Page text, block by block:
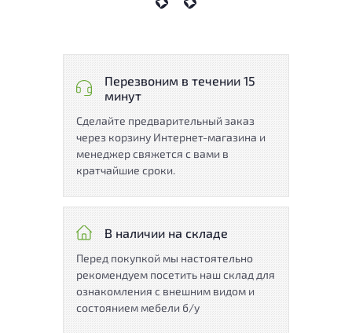
Перезвоним в течении 15
минут
Сделайте предварительный заказ
через корзину Интернет-магазина и
менеджер свяжется с вами в
кратчайшие сроки.
В наличии на складе
Перед покупкой мы настоятельно
рекомендуем посетить наш склад для
ознакомления с внешним видом и
состоянием мебели б/у